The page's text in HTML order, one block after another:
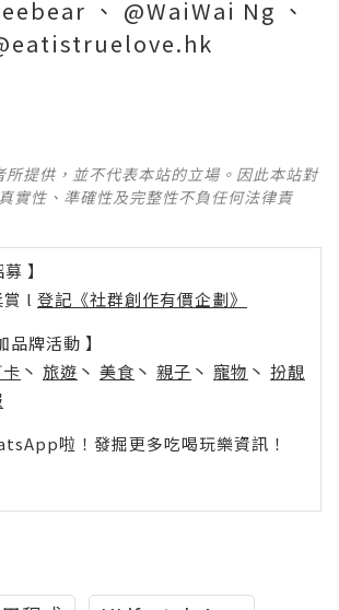
、 @WaiWai Ng 、
所提供，並不代表本站的立場。因此本站對
實性、準確性及完整性不負任何法律責
】
l 登記《社群創作有價企劃》
品牌活動 】
丶 旅遊 丶 美食 丶 親子 丶 寵物 丶 扮靚
啦！發掘更多吃喝玩樂資訊！